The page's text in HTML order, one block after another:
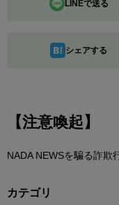
LINEで送る
シェアする
【注意喚起】
NADA NEWSを騙る詐欺
カテゴリ